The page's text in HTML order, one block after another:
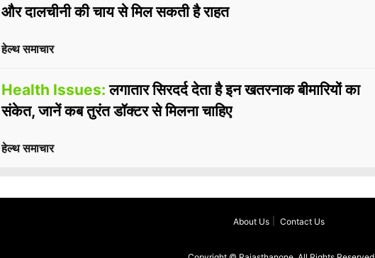
और दालचीनी की चाय से मिल सकती है राहत
हेल्थ समाचार
Health Issues: लगातार सिरदर्द देता है इन खतरनाक बीमारियों का
संकेत, जानें कब तुरंत डॉक्टर से मिलना चाहिए
हेल्थ समाचार
About Us Contact Us